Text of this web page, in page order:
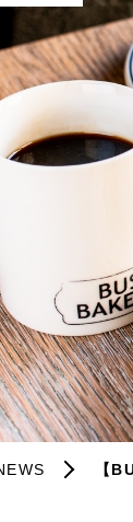
【